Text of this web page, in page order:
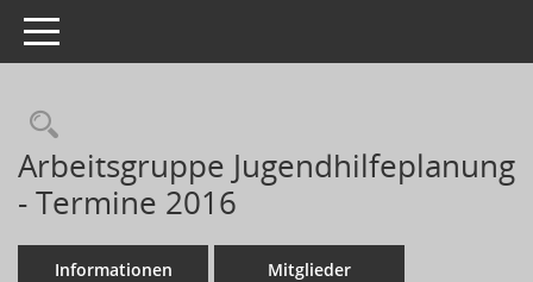
Toggle navigation
Arbeitsgruppe Jugendhilfeplanung
- Termine 2016
Informationen Mitglieder